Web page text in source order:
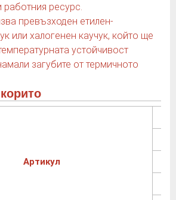
ресурс.
превъзходен етилен-
или халогенен каучук, който ще
устойчивост
загубите от термичното
Артикул